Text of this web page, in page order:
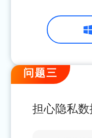
问题三
担心隐私数